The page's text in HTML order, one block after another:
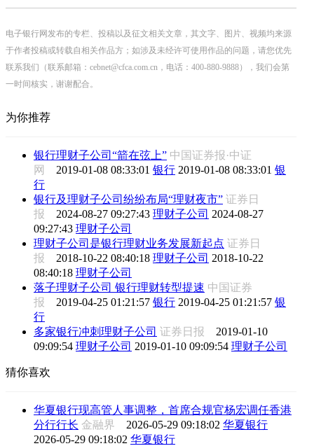
电子银行网发布的专栏、投稿以及征文相关文章，其文字、图片、视频均来源
于作者投稿或转载自相关作品方；如涉及未经许可使用作品的问题，请您优先
联系我们（联系邮箱：cebnet@cfca.com.cn，电话：400-880-9888），我们会第
一时间核实，谢谢配合。
为你推荐
银行理财子公司“箭在弦上” 中国证券报·中证
网 2019-01-08 08:33:01 银行 2019-01-08 08:33:01 银
行
银行及理财子公司纷纷布局“理财夜市” 证券日
报 2024-08-27 09:27:43 理财子公司 2024-08-27
09:27:43 理财子公司
理财子公司是银行理财业务发展新起点 证券日
报 2018-10-22 08:40:18 理财子公司 2018-10-22
08:40:18 理财子公司
落子理财子公司 银行理财转型提速 中国证券
报 2019-04-25 01:21:57 银行 2019-04-25 01:21:57 银
行
多家银行冲刺理财子公司 证券日报 2019-01-10
09:09:54 理财子公司 2019-01-10 09:09:54 理财子公司
猜你喜欢
华夏银行现高管人事调整，首席合规官杨宏调任香港
分行行长 金融界 2026-05-29 09:18:02 华夏银行
2026-05-29 09:18:02 华夏银行